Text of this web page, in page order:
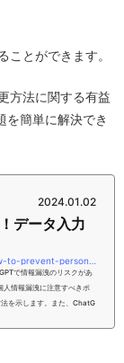
とができます。
方法に関する有益
を簡単に解決でき
2024.01.02
データ入力
で情報漏洩のリスクがあ
人情報漏洩に注意すべきポ
を示します。また、ChatG